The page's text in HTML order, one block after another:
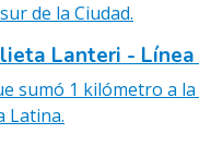
de la Ciudad.
Lanteri - Línea
sumó 1 kilómetro a
Latina.